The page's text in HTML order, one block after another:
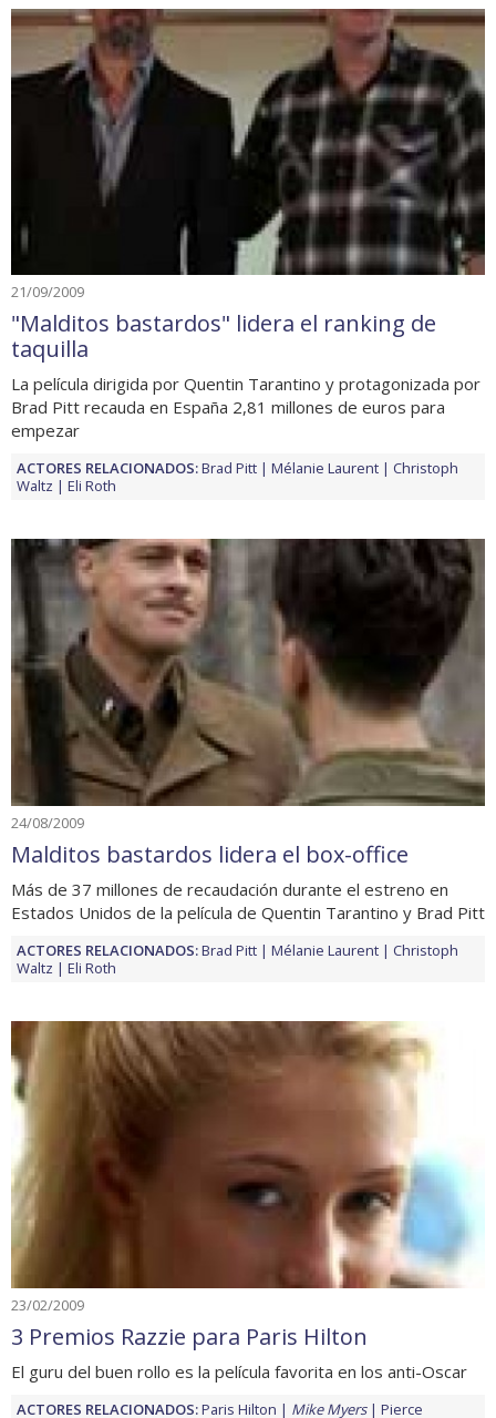
21/09/2009
"Malditos bastardos" lidera el ranking de
taquilla
La película dirigida por Quentin Tarantino y protagonizada por
Brad Pitt recauda en España 2,81 millones de euros para
empezar
ACTORES RELACIONADOS:Brad Pitt Mélanie Laurent
Christoph
Waltz
Eli Roth
24/08/2009
Malditos bastardos lidera el box-office
Más de 37 millones de recaudación durante el estreno en
Estados Unidos de la película de Quentin Tarantino y Brad Pitt
ACTORES RELACIONADOS:Brad Pitt Mélanie Laurent
Christoph
Waltz
Eli Roth
23/02/2009
3 Premios Razzie para Paris Hilton
El guru del buen rollo es la película favorita en los anti-Oscar
ACTORES RELACIONADOS:Paris Hilton Mike Myers
Pierce